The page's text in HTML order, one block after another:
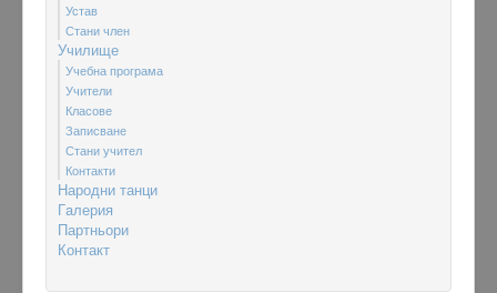
Устав
Стани член
Училище
Учебна програма
Учители
Класове
Записване
Стани учител
Контакти
Народни танци
Гaлерия
Партньори
Контакт